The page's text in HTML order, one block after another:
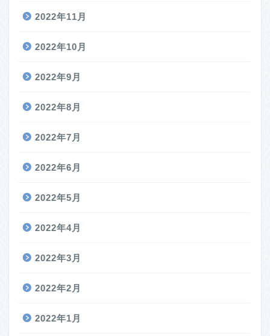
2022年11月
2022年10月
2022年9月
2022年8月
2022年7月
2022年6月
2022年5月
2022年4月
2022年3月
2022年2月
2022年1月